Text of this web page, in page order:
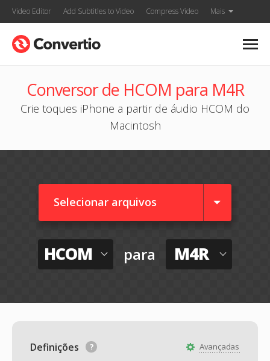
Video Editor Add Subtitles to Video Compress Video Mais
Conversor de HCOM para M4R
Crie toques iPhone a partir de áudio HCOM do
Macintosh
Selecionar arquivos
HCOM para M4R
Avançadas
Definições